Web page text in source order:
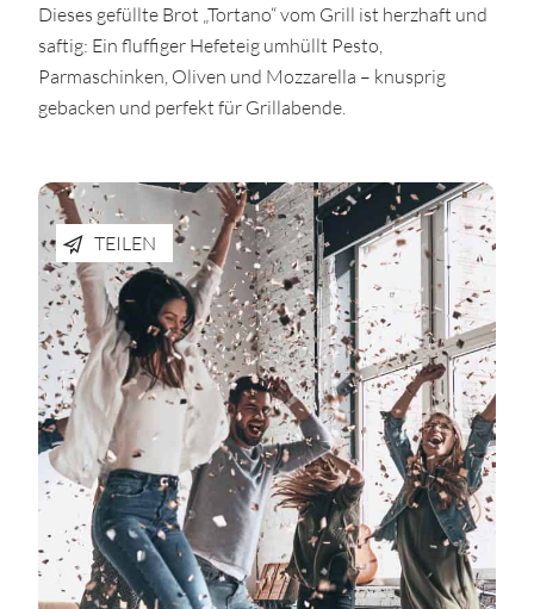
Dieses gefüllte Brot „Tortano“ vom Grill ist herzhaft und
saftig: Ein fluffiger Hefeteig umhüllt Pesto,
Parmaschinken, Oliven und Mozzarella – knusprig
gebacken und perfekt für Grillabende.
TEILEN